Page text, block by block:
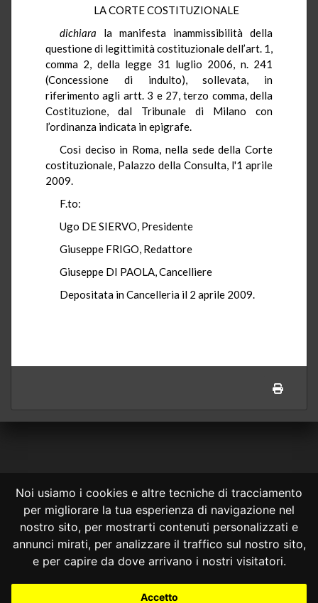
Noi usiamo i cookies e altre tecniche di tracciamento
per migliorare la tua esperienza di navigazione nel
nostro sito, per mostrarti contenuti personalizzati e
annunci mirati, per analizzare il traffico sul nostro sito,
e per capire da dove arrivano i nostri visitatori.
Accetto
LA CORTE COSTITUZIONALE
dichiara la manifesta inammissibilità della
questione di legittimità costituzionale dell’art. 1,
comma 2, della legge 31 luglio 2006, n. 241
(Concessione di indulto), sollevata, in
riferimento agli artt. 3 e 27, terzo comma, della
Costituzione, dal Tribunale di Milano con
l’ordinanza indicata in epigrafe.
Così deciso in Roma, nella sede della Corte
costituzionale, Palazzo della Consulta, l'1 aprile
2009.
F.to:
Ugo DE SIERVO, Presidente
Giuseppe FRIGO, Redattore
Giuseppe DI PAOLA, Cancelliere
Depositata in Cancelleria il 2 aprile 2009.
CONSULTA ONLINE DAL 1995 -NOTE LEGALI
Consulta OnLine non ha prodotto e non è responsabile per i contenuti e
le informazioni legali di siti collegati.
costituisce una relazione di consulenza legale.